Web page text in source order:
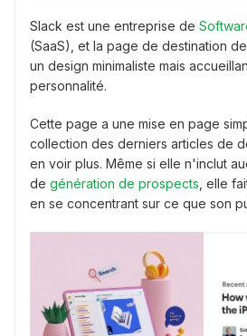
Slack est une entreprise de
(SaaS), et la page de destination
un design minimaliste mais
personnalité.
Cette page a une mise en page
collection des derniers articles de
en voir plus. Même si elle n'inclut
de génération de prospects , elle
en se concentrant sur ce que son